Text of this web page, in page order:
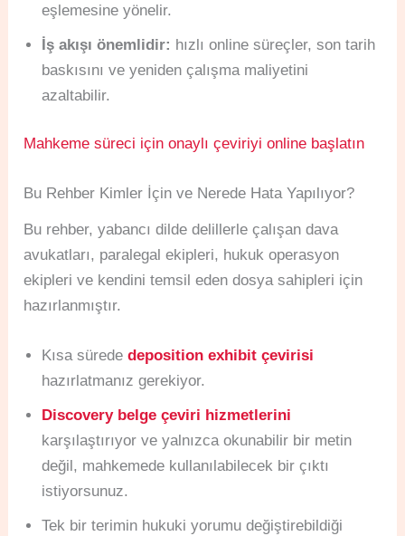
eşlemesine yönelir.
İş akışı önemlidir: hızlı online süreçler, son tarih
baskısını ve yeniden çalışma maliyetini
azaltabilir.
Mahkeme süreci için onaylı çeviriyi online başlatın
Bu Rehber Kimler İçin ve Nerede Hata Yapılıyor?
Bu rehber, yabancı dilde delillerle çalışan dava
avukatları, paralegal ekipleri, hukuk operasyon
ekipleri ve kendini temsil eden dosya sahipleri için
hazırlanmıştır.
Kısa sürededeposition exhibit çevirisi
hazırlatmanız gerekiyor.
Discovery belge çeviri hizmetlerini
karşılaştırıyor ve yalnızca okunabilir bir metin
değil, mahkemede kullanılabilecek bir çıktı
istiyorsunuz.
Tek bir terimin hukuki yorumu değiştirebildiği